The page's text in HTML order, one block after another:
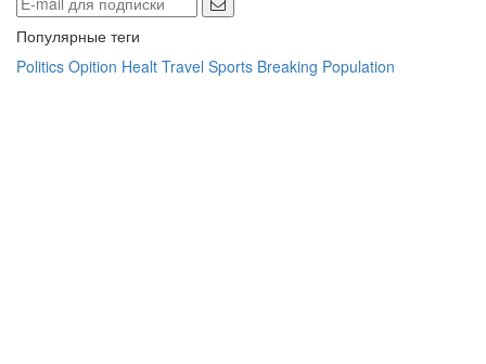
Популярные теги
Politics Opition Healt Travel Sports Breaking Population